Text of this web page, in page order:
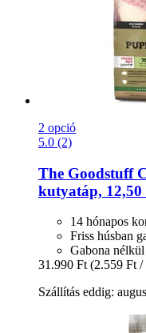
2 opció
5.0 (2)
The Goodstuff
kutyatáp, 12,50
14 hónapos
Friss húsban
Gabona nélkül
31.990 Ft (2.559 Ft /
Szállítás eddig: